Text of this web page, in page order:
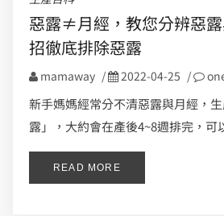
惡露≠月經，教您分辨惡
招徹底排除惡露
mamaway / 2022-04-25 /
新手媽媽經常分不清惡露與月經，
露」，大約會在產後4~8週排完，可
READ MORE